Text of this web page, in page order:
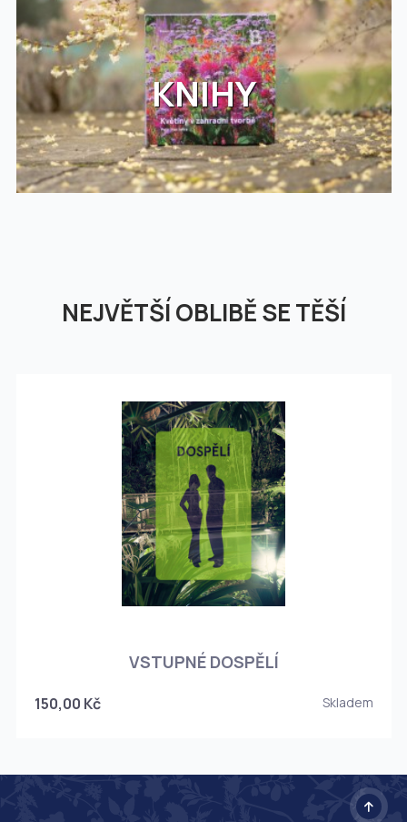
KNIHY
NEJVĚTŠÍ OBLIBĚ SE TĚŠÍ
VSTUPNÉ DOSPĚLÍ
150,00 Kč Skladem